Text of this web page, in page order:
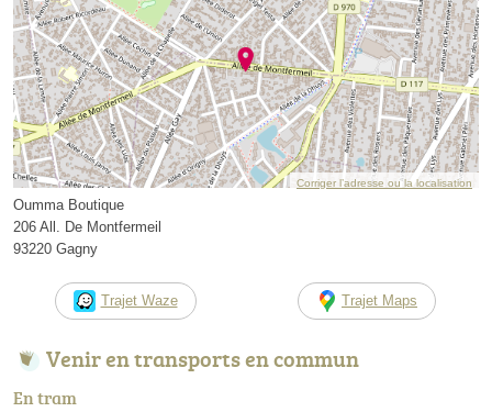
Corriger l’adresse ou la localisation
Oumma Boutique
206 All. De Montfermeil
93220 Gagny
Trajet Waze Trajet Maps
Venir en transports en commun
En tram